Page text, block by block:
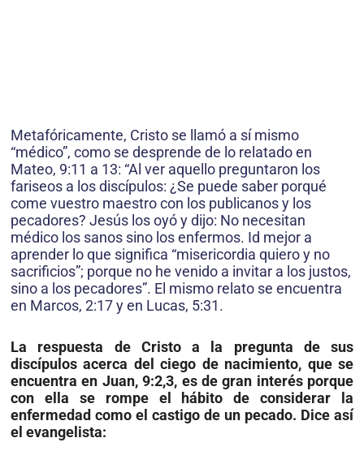
Metafóricamente, Cristo se llamó a sí mismo
“médico”, como se desprende de lo relatado en
Mateo, 9:11 a 13: “Al ver aquello preguntaron los
fariseos a los discípulos: ¿Se puede saber porqué
come vuestro maestro con los publicanos y los
pecadores? Jesús los oyó y dijo: No necesitan
médico los sanos sino los enfermos. Id mejor a
aprender lo que significa “misericordia quiero y no
sacrificios”; porque no he venido a invitar a los justos,
sino a los pecadores”. El mismo relato se encuentra
en Marcos, 2:17 y en Lucas, 5:31.
La respuesta de Cristo a la pregunta de sus
discípulos acerca del ciego de nacimiento, que se
encuentra en Juan, 9:2,3, es de gran interés porque
con ella se rompe el hábito de considerar la
enfermedad como el castigo de un pecado. Dice así
el evangelista: